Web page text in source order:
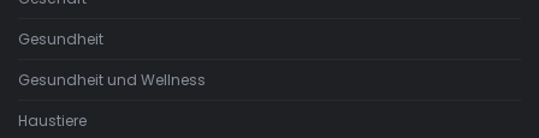
Gesundheit
Gesundheit und Wellness
Haustiere